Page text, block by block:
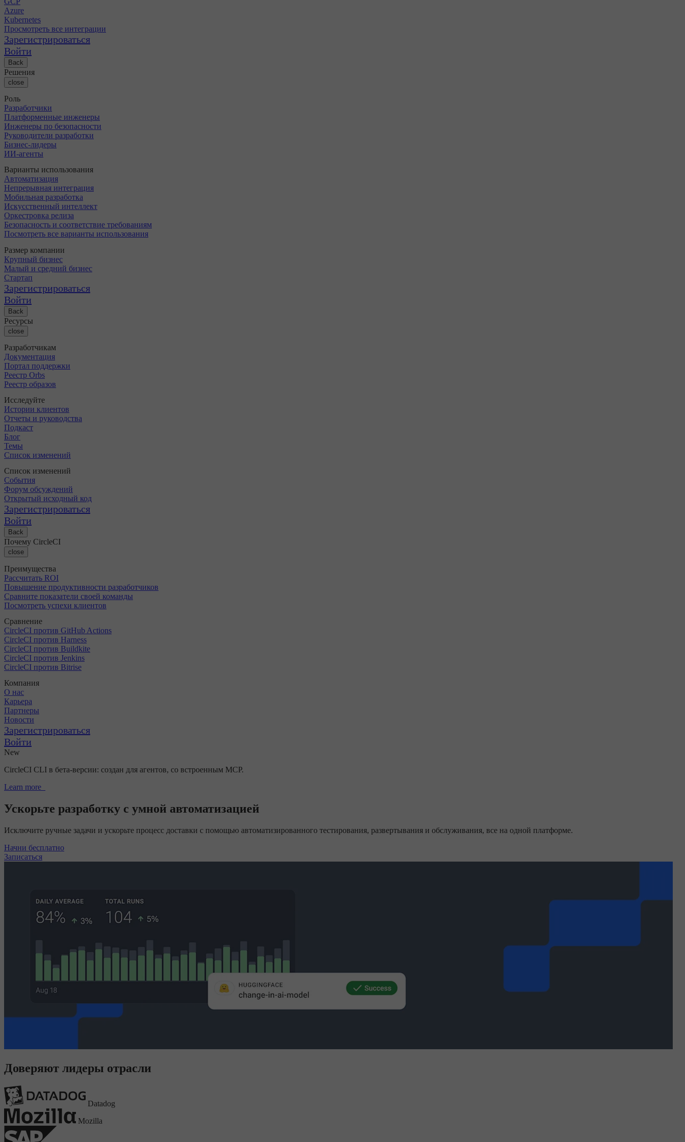
Azure
Kubernetes
Просмотреть все интеграции
Зарегистрироваться
Войти
Back
Решения
close
Роль
Разработчики
Платформенные инженеры
Инженеры по безопасности
Руководители разработки
Бизнес-лидеры
ИИ-агенты
Варианты использования
Автоматизация
Непрерывная интеграция
Мобильная разработка
Искусственный интеллект
Оркестровка релиза
Безопасность и соответствие требованиям
Посмотреть все варианты использования
Размер компании
Крупный бизнес
Малый и средний бизнес
Стартап
Зарегистрироваться
Войти
Back
Ресурсы
close
Разработчикам
Документация
Портал поддержки
Реестр Orbs
Реестр образов
Исследуйте
Истории клиентов
Отчеты и руководства
Подкаст
Блог
Темы
Список изменений
Список изменений
События
Форум обсуждений
Открытый исходный код
Зарегистрироваться
Войти
Back
Почему CircleCI
close
Преимущества
Рассчитать ROI
Повышение продуктивности разработчиков
Сравните показатели своей команды
Посмотреть успехи клиентов
Сравнение
CircleCI против GitHub Actions
CircleCI против Harness
CircleCI против Buildkite
CircleCI против Jenkins
CircleCI против Bitrise
Компания
О нас
Карьера
Партнеры
Новости
Зарегистрироваться
Войти
New
CircleCI CLI в бета-версии: создан для агентов, со встроенным MCP.
Learn more
Ускорьте разработку с умной автоматизацией
Исключите ручные задачи и ускорьте процесс доставки с помощью автоматизированного тестирования, развертывания и обслуживания, все на одной платформе.
Начни бесплатно
Записаться
Доверяют лидеры отрасли
Datadog
Mozilla